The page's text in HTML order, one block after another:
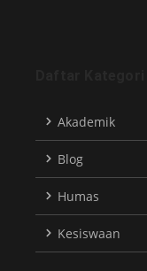
Akademik
Blog
Humas
Kesiswaan